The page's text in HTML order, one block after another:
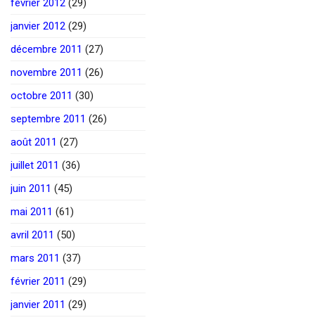
février 2012 (29)
janvier 2012 (29)
décembre 2011 (27)
novembre 2011 (26)
octobre 2011 (30)
septembre 2011 (26)
août 2011 (27)
juillet 2011 (36)
juin 2011 (45)
mai 2011 (61)
avril 2011 (50)
mars 2011 (37)
février 2011 (29)
janvier 2011 (29)